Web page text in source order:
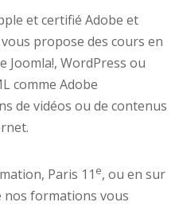
et certifié Adobe et
propose des cours en
Joomla!, WordPress ou
comme Adobe
de vidéos ou de contenus
Paris 11 e, ou en sur
nos formations vous